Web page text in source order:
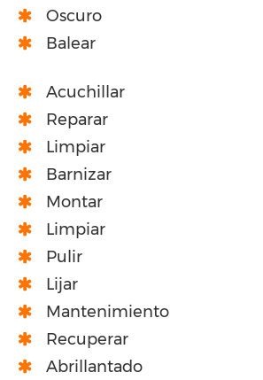
Oscuro
Balear
Acuchillar
Reparar
Limpiar
Barnizar
Montar
Limpiar
Pulir
Lijar
Mantenimiento
Recuperar
Abrillantado